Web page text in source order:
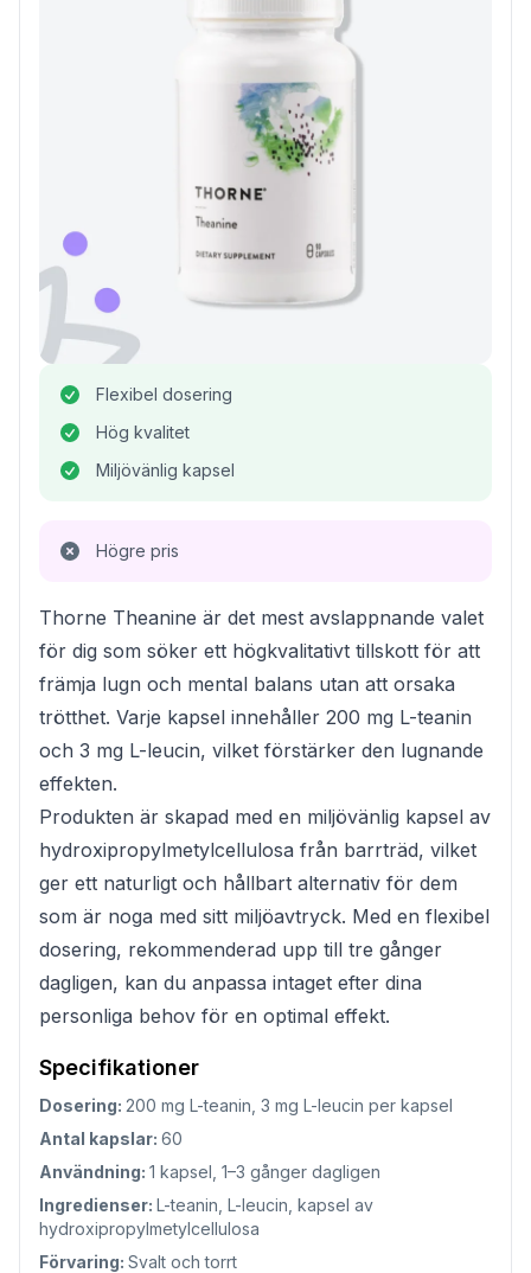
Flexibel dosering
Hög kvalitet
Miljövänlig kapsel
Högre pris
Thorne Theanine är det mest avslappnande valet
för dig som söker ett högkvalitativt tillskott för att
främja lugn och mental balans utan att orsaka
trötthet. Varje kapsel innehåller 200 mg L-teanin
och 3 mg L-leucin, vilket förstärker den lugnande
effekten.
Produkten är skapad med en miljövänlig kapsel av
hydroxipropylmetylcellulosa från barrträd, vilket
ger ett naturligt och hållbart alternativ för dem
som är noga med sitt miljöavtryck. Med en flexibel
dosering, rekommenderad upp till tre gånger
dagligen, kan du anpassa intaget efter dina
personliga behov för en optimal effekt.
Specifikationer
Dosering: 200 mg L-teanin, 3 mg L-leucin per kapsel
Antal kapslar: 60
Användning: 1 kapsel, 1–3 gånger dagligen
Ingredienser: L-teanin, L-leucin, kapsel av
hydroxipropylmetylcellulosa
Förvaring: Svalt och torrt